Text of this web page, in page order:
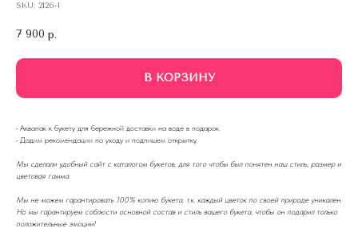
SKU: 2126-1
7 900 р.
В КОРЗИНУ
· Аквапак к букету для бережной доставки на воде в подарок.
· Дадим рекомендации по уходу и подпишем открытку.
Мы сделали удобный сайт с каталогом букетов, для того чтобы был понятен наш стиль, размер и
цветовая гамма.
Мы не можем гарантировать 100% копию букета, т.к. каждый цветок по своей природе уникален.
Но мы гарантируем соблюсти основной состав и стиль вашего букета, чтобы он подарил только
положительные эмоции!